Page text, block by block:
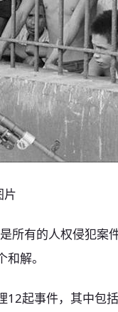
片
所有的人权侵犯案
解。
12起事件，其中包